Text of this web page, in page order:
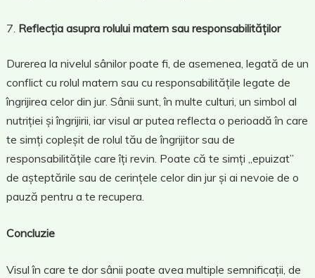
Reflecția asupra rolului matern sau responsabilităților
Durerea la nivelul sânilor poate fi, de asemenea, legată de un
conflict cu rolul matern sau cu responsabilitățile legate de
îngrijirea celor din jur. Sânii sunt, în multe culturi, un simbol al
nutriției și îngrijirii, iar visul ar putea reflecta o perioadă în care
te simți copleșit de rolul tău de îngrijitor sau de
responsabilitățile care îți revin. Poate că te simți „epuizat”
de așteptările sau de cerințele celor din jur și ai nevoie de o
pauză pentru a te recupera.
Concluzie
Visul în care te dor sânii poate avea multiple semnificații, de